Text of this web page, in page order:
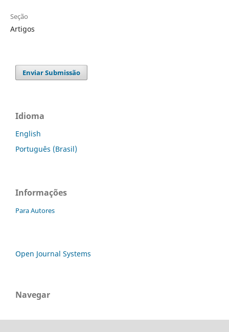
Seção
Artigos
Enviar Submissão
Idioma
English
Português (Brasil)
Informações
Para Autores
Open Journal Systems
Navegar